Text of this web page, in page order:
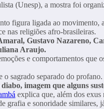
(Unesp), a mostra foi
figura ligada ao movimento,
nas religiões afro-brasileiras.
Gustavo Nazareno,
Araujo.
e comportamentos
o sagrado separado do profano.
imagem que alguns
explica que, além dos
e sonoridade